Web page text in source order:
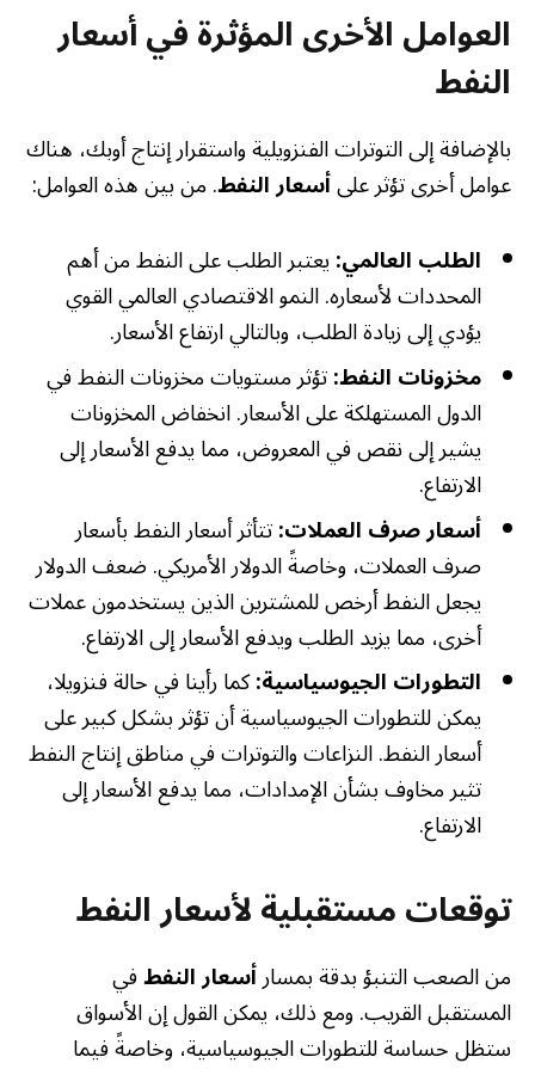
العوامل الأخرى المؤثرة في أسعار
النفط
بالإضافة إلى التوترات الفنزويلية واستقرار إنتاج أوبك، هناك
عوامل أخرى تؤثر علىأسعار النفط. من بين هذه العوامل:
الطلب العالمي:يعتبر الطلب على النفط من أهم
المحددات لأسعاره. النمو الاقتصادي العالمي القوي
يؤدي إلى زيادة الطلب، وبالتالي ارتفاع الأسعار.
مخزونات النفط:تؤثر مستويات مخزونات النفط في
الدول المستهلكة على الأسعار. انخفاض المخزونات
يشير إلى نقص في المعروض، مما يدفع الأسعار إلى
الارتفاع.
أسعار صرف العملات:تتأثر أسعار النفط بأسعار
صرف العملات، وخاصةً الدولار الأمريكي. ضعف الدولار
يجعل النفط أرخص للمشترين الذين يستخدمون عملات
أخرى، مما يزيد الطلب ويدفع الأسعار إلى الارتفاع.
التطورات الجيوسياسية:كما رأينا في حالة فنزويلا،
يمكن للتطورات الجيوسياسية أن تؤثر بشكل كبير على
أسعار النفط. النزاعات والتوترات في مناطق إنتاج النفط
تثير مخاوف بشأن الإمدادات، مما يدفع الأسعار إلى
الارتفاع.
توقعات مستقبلية لأسعار النفط
من الصعب التنبؤ بدقة بمسارأسعار النفطفي
المستقبل القريب. ومع ذلك، يمكن القول إن الأسواق
ستظل حساسة للتطورات الجيوسياسية، وخاصةً فيما